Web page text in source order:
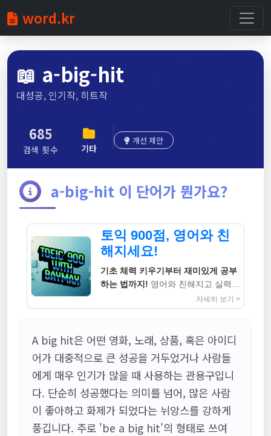
word.kr
📖 a-big-hit
대성공, 인기작, 히트작
685
검색 횟수 기타
개선 제안
a-big-hit 이 단어가 뭔가요?
토익 900점, 영어와 친
해지세요!
기초 체력 키우기부터 재미있게 공부
하는 법까지! 영어와 친해지고 실력까
자세히 보기 >
A big hit은 어떤 영화, 노래, 상품, 혹은 아이디
어가 대중적으로 큰 성공을 거두었거나 사람들
에게 매우 인기가 많을 때 사용하는 관용구입니
다. 단순히 성공했다는 의미를 넘어, 많은 사람
이 좋아하고 화제가 되었다는 뉘앙스를 강하게
풍깁니다. 주로 'be a big hit'의 형태로 쓰여